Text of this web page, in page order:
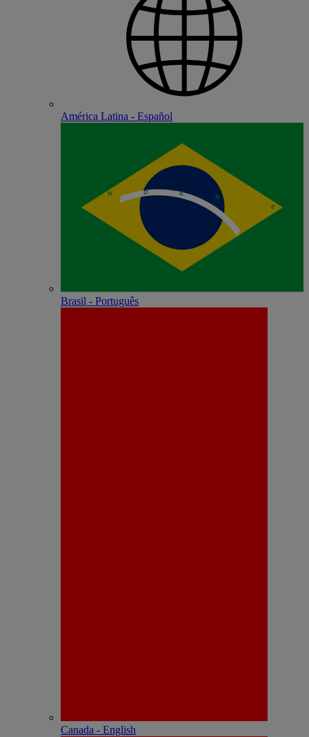
América Latina - Español
Brasil - Português
Canada - English